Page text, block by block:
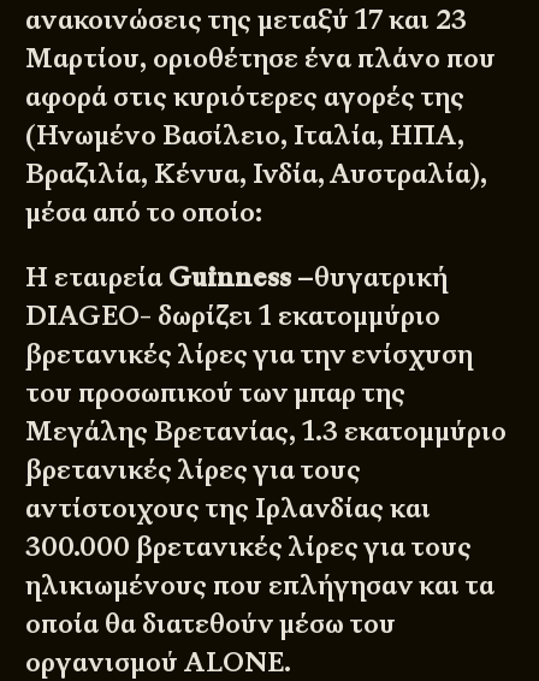
ανακοινώσεις της μεταξύ 17 και 23
Μαρτίου, οριοθέτησε ένα πλάνο που
αφορά στις κυριότερες αγορές της
(Ηνωμένο Βασίλειο, Ιταλία, ΗΠΑ,
Βραζιλία, Κένυα, Ινδία, Αυστραλία),
μέσα από το οποίο:
Η εταιρεία Guinness –θυγατρική
DIAGEO- δωρίζει 1 εκατομμύριο
βρετανικές λίρεςγια την ενίσχυση
του προσωπικού των μπαρ της
Μεγάλης Βρετανίας, 1.3 εκατομμύριο
βρετανικές λίρες για τους
αντίστοιχους της Ιρλανδίας και
300.000 βρετανικές λίρες για τους
ηλικιωμένους που επλήγησαν και τα
οποία θα διατεθούν μέσω του
οργανισμούALONE.